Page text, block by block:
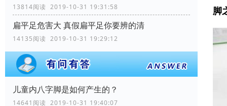
13814阅读 2019-10-31 19:31:58
扁平足危害大 真假扁平足你要辨的清
14135阅读 2019-10-31 19:29:12
儿童内八字脚是如何产生的？
14641阅读 2019-10-31 19:40:07
脚